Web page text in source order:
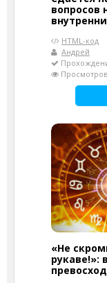
вопросов
HTML-код
Андрей
«Не
рукаве!»: